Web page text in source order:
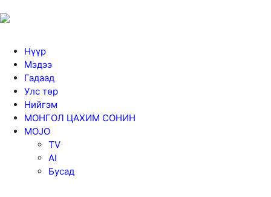
Нүүр
Мэдээ
Гадаад
Улс төр
Нийгэм
МОНГОЛ ЦАХИМ СОНИН
MOJO
TV
AI
Бусад